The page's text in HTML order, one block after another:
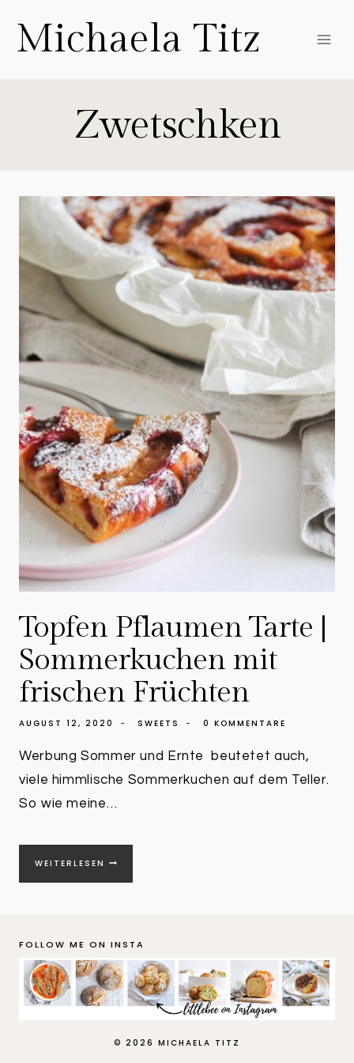
InhaltMichaela Titz
Zwetschken
Topfen Pflaumen Tarte |
Sommerkuchen mit
frischen Früchten
AUGUST 12, 2020 SWEETS 0 KOMMENTARE
Werbung Sommer und Ernte beutetet auch,
viele himmlische Sommerkuchen auf dem Teller.
So wie meine…
WEITERLESEN TOPFEN
FRISCHEN
FRÜCHTEN
FOLLOW ME ON INSTA
© 2026 MICHAELA TITZ